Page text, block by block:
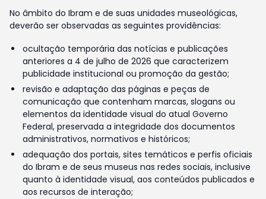
No âmbito do Ibram e de suas unidades museológicas,
deverão ser observadas as seguintes providências:
ocultação temporária das notícias e publicações
anteriores a 4 de julho de 2026 que caracterizem
publicidade institucional ou promoção da gestão;
revisão e adaptação das páginas e peças de
comunicação que contenham marcas, slogans ou
elementos da identidade visual do atual Governo
Federal, preservada a integridade dos documentos
administrativos, normativos e históricos;
adequação dos portais, sites temáticos e perfis oficiais
do Ibram e de seus museus nas redes sociais, inclusive
quanto à identidade visual, aos conteúdos publicados e
aos recursos de interação;